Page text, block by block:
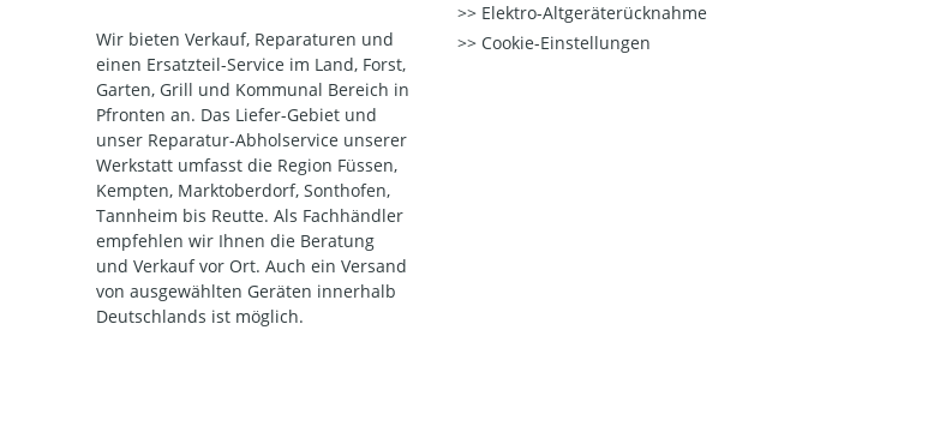
Wir bieten Verkauf, Reparaturen und
einen Ersatzteil-Service im Land, Forst,
Garten, Grill und Kommunal Bereich in
Pfronten an. Das Liefer-Gebiet und
unser Reparatur-Abholservice unserer
Werkstatt umfasst die Region Füssen,
Kempten, Marktoberdorf, Sonthofen,
Tannheim bis Reutte. Als Fachhändler
empfehlen wir Ihnen die Beratung
und Verkauf vor Ort. Auch ein Versand
von ausgewählten Geräten innerhalb
Deutschlands ist möglich.
Elektro-Altgeräterücknahme
Cookie-Einstellungen